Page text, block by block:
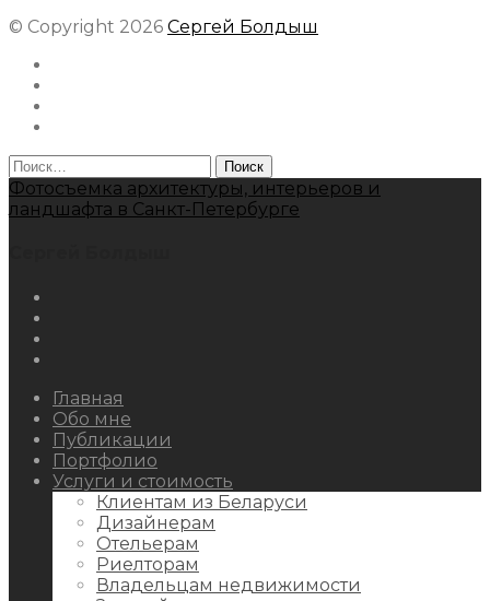
© Copyright 2026 Сергей Болдыш
Найти:
Фотосъемка архитектуры, интерьеров и
ландшафта в Санкт-Петербурге
Главная
Обо мне
Публикации
Портфолио
Услуги и стоимость
Клиентам из Беларуси
Дизайнерам
Отельерам
Риелторам
Владельцам недвижимости